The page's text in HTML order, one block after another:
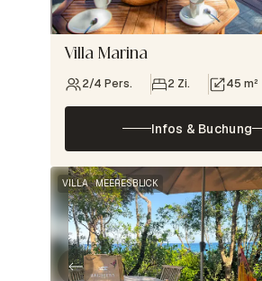
Villa Marina
2/4 Pers. 2 Zi. 45 m²
Infos & Buchung
VILLA MEERESBLICK